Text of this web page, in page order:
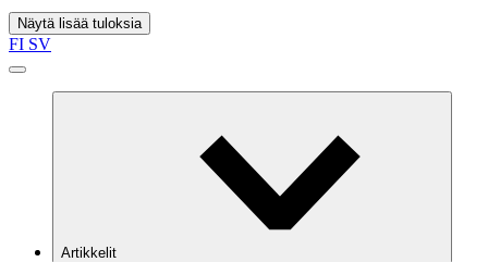
Näytä lisää tuloksia
FI SV
Artikkelit